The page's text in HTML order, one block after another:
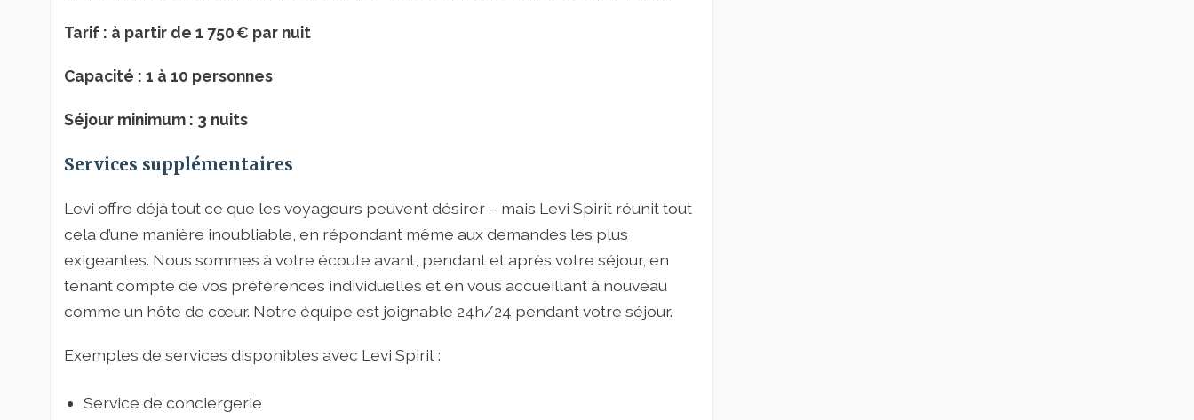
Tarif : à partir de 1 750 € par nuit
Capacité : 1 à 10 personnes
Séjour minimum : 3 nuits
Services supplémentaires
Levi offre déjà tout ce que les voyageurs peuvent désirer – mais Levi Spirit réunit tout
cela d’une manière inoubliable, en répondant même aux demandes les plus
exigeantes. Nous sommes à votre écoute avant, pendant et après votre séjour, en
tenant compte de vos préférences individuelles et en vous accueillant à nouveau
comme un hôte de cœur. Notre équipe est joignable 24h/24 pendant votre séjour.
Exemples de services disponibles avec Levi Spirit :
Service de conciergerie